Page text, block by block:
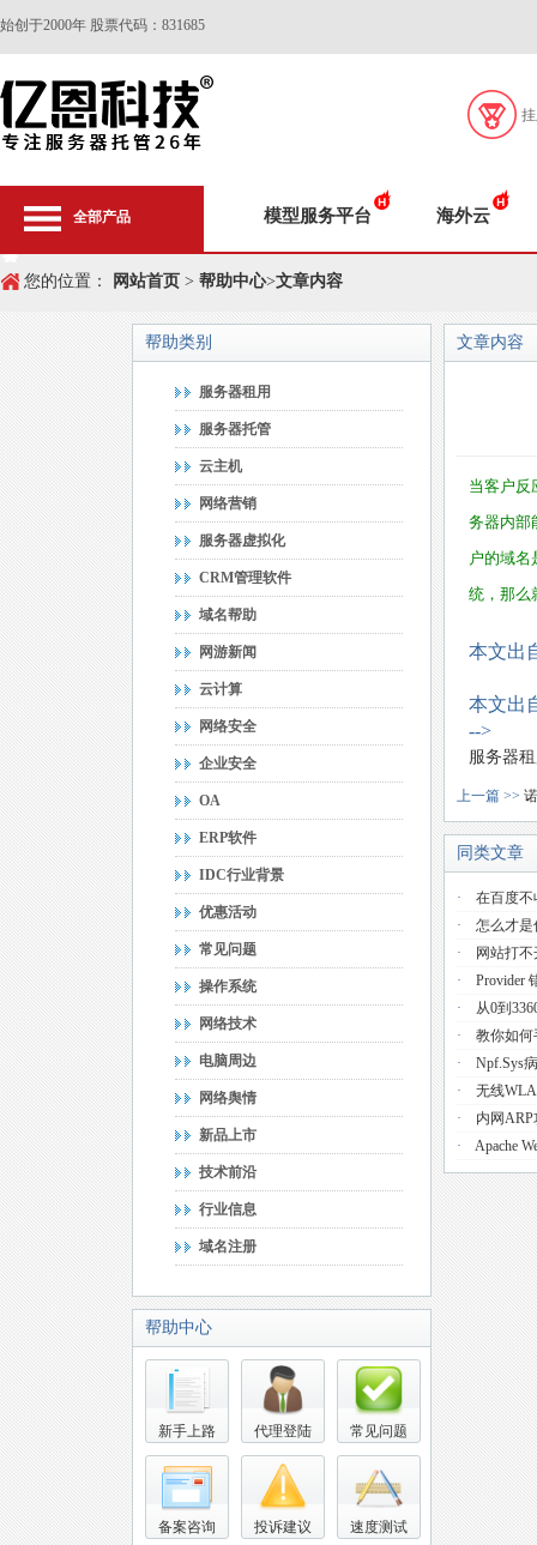
始创于2000年 股票代码：831685
全部产品 模型服务平台 海外云
您的位置： 网站首页 > 帮助中心>文章内容
帮助类别
服务器租用
服务器托管
云主机
网络营销
服务器虚拟化
CRM管理软件
域名帮助
网游新闻
云计算
网络安全
企业安全
OA
ERP软件
IDC行业背景
优惠活动
常见问题
操作系统
网络技术
电脑周边
网络舆情
新品上市
技术前沿
行业信息
域名注册
帮助中心
新手上路 代理登陆 常见问题
备案咨询 投诉建议 速度测试
文章内容
当客户反
务器内部
户的域
统，那么
本文出
本文出
-->
服务器
上一篇 >>
同类文章
· 在百度不
· 怎么才是
·
网站打
· Provider
· 从0到
· 教你如何
· Npf.sys
· 无线
· 内网
· Apache